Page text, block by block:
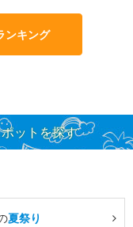
ンキング
ットを探す
夏祭り